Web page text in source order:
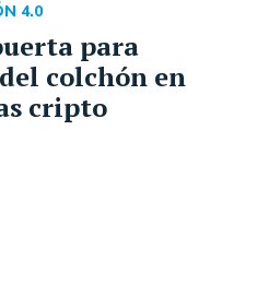
para
colchón en
cripto
4.0